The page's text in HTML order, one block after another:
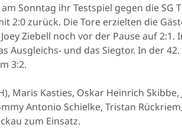
Sonntag ihr Testspiel gegen die SG
2:0 zurück. Die Tore erzielten die
Ziebell noch vor der Pause auf 2:1.
Ausgleichs- und das Siegtor. In der
3:2.
Maris Kasties, Oskar Heinrich Skibbe,
Antonio Schielke, Tristan
zum Einsatz.